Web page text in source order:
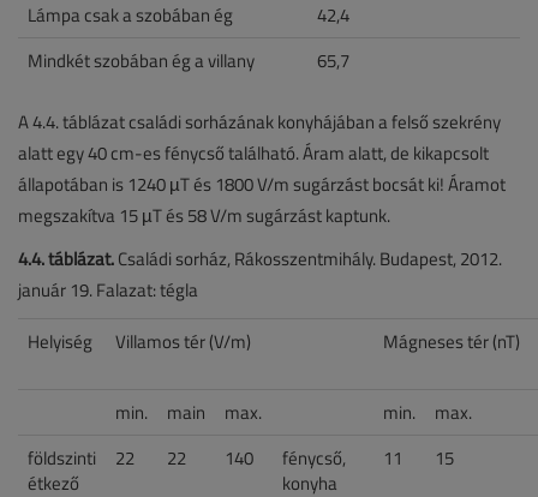
Lámpa csak a szobában ég
42,4
Mindkét szobában ég a villany
65,7
A 4.4. táblázat családi sorházának konyhájában a felső szekrény
alatt egy 40 cm-es fénycső található. Áram alatt, de kikapcsolt
állapotában is 1240 µT és 1800 V/m sugárzást bocsát ki! Áramot
megszakítva 15 µT és 58 V/m sugárzást kaptunk.
4.4. táblázat.Családi sorház, Rákosszentmihály. Budapest, 2012.
január 19. Falazat: tégla
Helyiség Villamos tér (V/m) Mágneses tér (nT)
min. main max. min.
max.
földszinti
étkező
22 22 140
fénycső,
konyha
11 15